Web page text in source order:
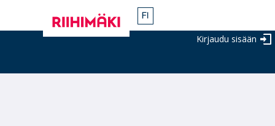
Kirjaudu sisään